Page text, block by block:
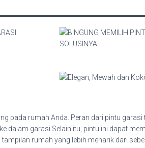
pada rumah Anda. Peran dari pintu
dalam garasi.Selain itu, pintu ini dapat
rumah yang lebih menarik dari